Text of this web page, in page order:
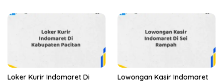
Loker Kurir Indomaret Di
Lowongan Kasir Indomaret